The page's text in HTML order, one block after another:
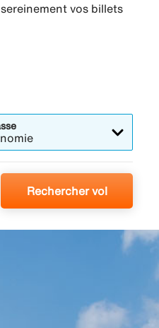
vos billets
Rechercher vol